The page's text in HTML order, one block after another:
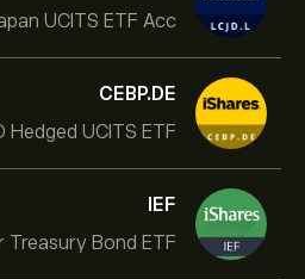
CEBP.DE
IEF